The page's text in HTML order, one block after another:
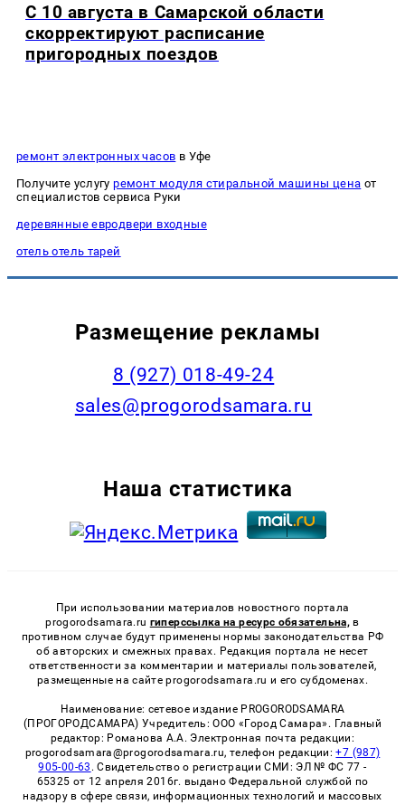
С 10 августа в Самарской области
скорректируют расписание
пригородных поездов
ремонт электронных часов в Уфе
Получите услугуремонт модуля стиральной машины цена от
специалистов сервиса Руки
деревянные евродвери входные
отель отель тарей
Размещение рекламы
8 (927) 018-49-24
sales@progorodsamara.ru
Наша статистика
При использовании материалов новостного портала
progorodsamara.ru гиперссылка на ресурс обязательна, в
противном случае будут применены нормы законодательства РФ
об авторских и смежных правах. Редакция портала не несет
ответственности за комментарии и материалы пользователей,
размещенные на сайте progorodsamara.ru и его субдоменах.
Наименование: сетевое издание PROGORODSAMARA
(ПРОГОРОДСАМАРА) Учредитель: ООО «Город Самара». Главный
редактор: Романова А.А. Электронная почта редакции:
progorodsamara@progorodsamara.ru, телефон редакции:+7 (987)
905-00-63 . Свидетельство о регистрации СМИ: ЭЛ № ФС 77 -
65325 от 12 апреля 2016г. выдано Федеральной службой по
надзору в сфере связи, информационных технологий и массовых